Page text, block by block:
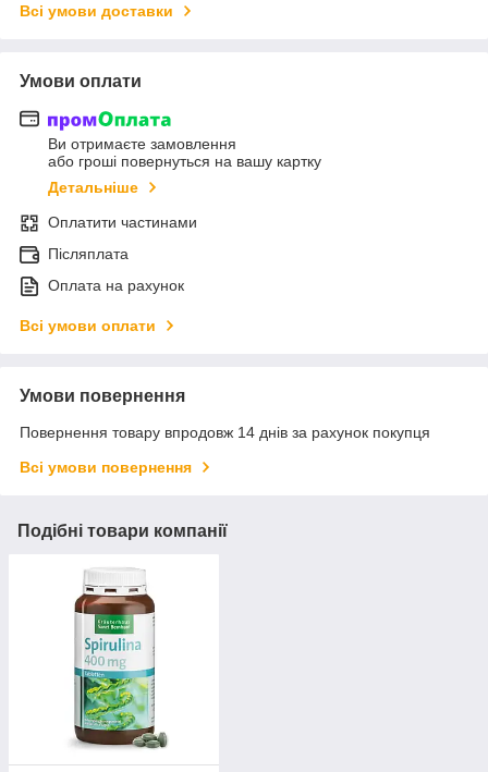
Всі умови доставки
Умови оплати
Ви отримаєте замовлення
або гроші повернуться на вашу картку
Детальніше
Оплатити частинами
Післяплата
Оплата на рахунок
Всі умови оплати
Умови повернення
Повернення товару впродовж 14 днів за рахунок покупця
Всі умови повернення
Подібні товари компанії